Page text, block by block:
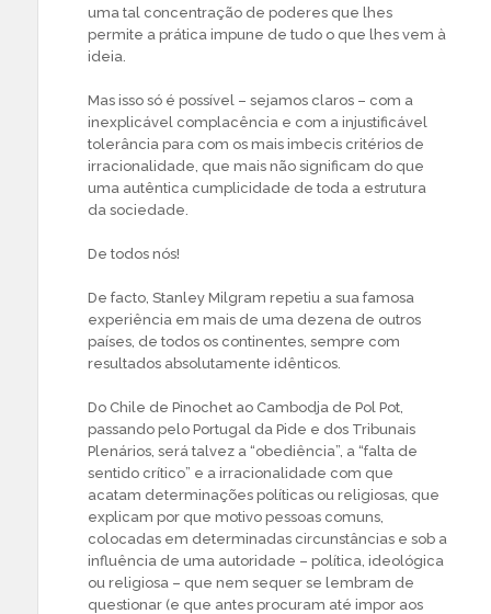
uma tal concentração de poderes que lhes
permite a prática impune de tudo o que lhes vem à
ideia.
Mas isso só é possível – sejamos claros – com a
inexplicável complacência e com a injustificável
tolerância para com os mais imbecis critérios de
irracionalidade, que mais não significam do que
uma autêntica cumplicidade de toda a estrutura
da sociedade.
De todos nós!
De facto, Stanley Milgram repetiu a sua famosa
experiência em mais de uma dezena de outros
países, de todos os continentes, sempre com
resultados absolutamente idênticos.
Do Chile de Pinochet ao Cambodja de Pol Pot,
passando pelo Portugal da Pide e dos Tribunais
Plenários, será talvez a “obediência”, a “falta de
sentido crítico” e a irracionalidade com que
acatam determinações políticas ou religiosas, que
explicam por que motivo pessoas comuns,
colocadas em determinadas circunstâncias e sob a
influência de uma autoridade – política, ideológica
ou religiosa – que nem sequer se lembram de
questionar (e que antes procuram até impor aos